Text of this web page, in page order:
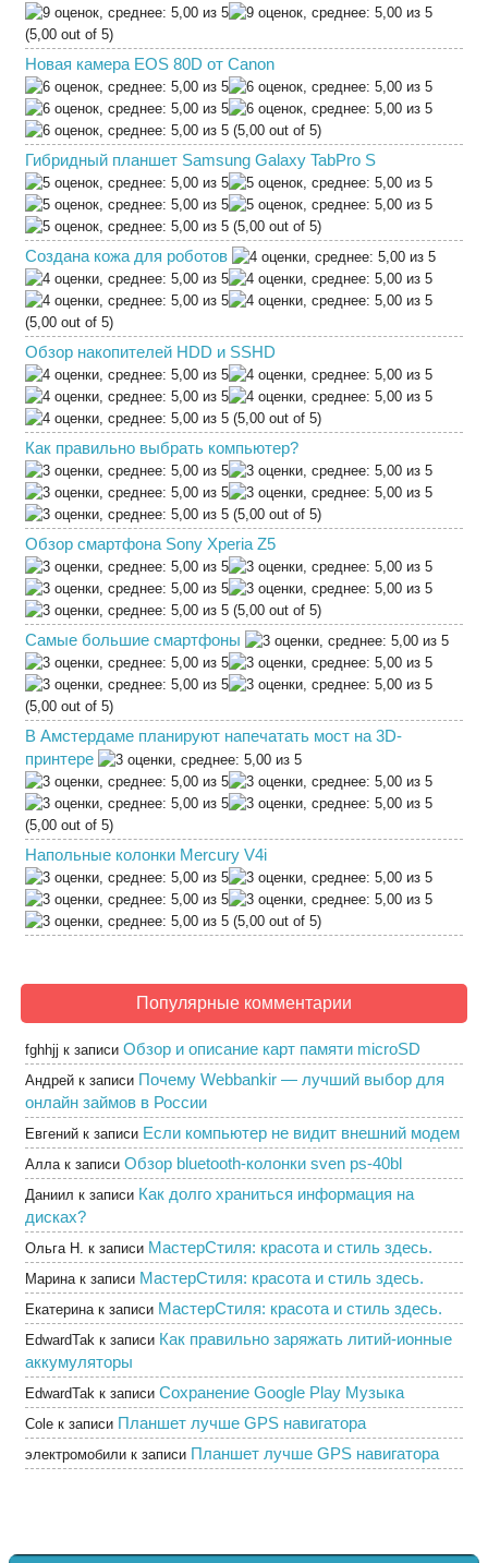
(5,00 out of 5)
Новая камера EOS 80D от Canon
(5,00 out of 5)
Гибридный планшет Samsung Galaxy TabPro S
(5,00 out of 5)
Создана кожа для роботов
(5,00 out of 5)
Обзор накопителей HDD и SSHD
(5,00 out of 5)
Как правильно выбрать компьютер?
(5,00 out of 5)
Обзор смартфона Sony Xperia Z5
(5,00 out of 5)
Самые большие смартфоны
(5,00 out of 5)
В Амстердаме планируют напечатать мост на 3D-
принтере
(5,00 out of 5)
Напольные колонки Mercury V4i
(5,00 out of 5)
Популярные комментарии
fghhjj к записи Обзор и описание карт памяти microSD
Андрей к записи Почему Webbankir — лучший выбор для
онлайн займов в России
Евгений к записи Если компьютер не видит внешний модем
Аллак записи Обзор bluetooth-колонки sven ps-40bl
Даниил к записи Как долго храниться информация на
дисках?
Ольга Н. к записи МастерСтиля: красота и стиль здесь.
Маринак записи МастерСтиля: красота и стиль здесь.
Екатеринак записи МастерСтиля: красота и стиль здесь.
EdwardTak к записи Как правильно заряжать литий-ионные
аккумуляторы
EdwardTak к записи Сохранение Google Play Музыка
Cole к записи Планшет лучше GPS навигатора
электромобили к записи Планшет лучше GPS навигатора